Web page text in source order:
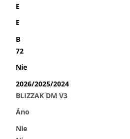
E
E
B
72
Nie
2026/2025/2024
BLIZZAK DM V3
Áno
Nie